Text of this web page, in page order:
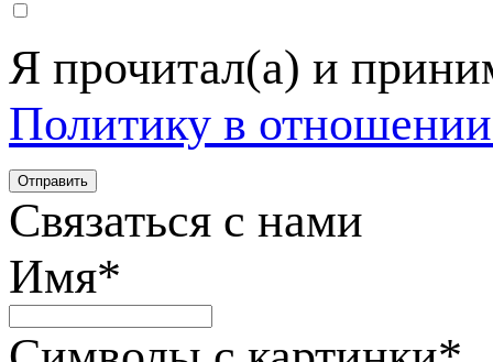
Я прочитал(а) и
Политику в
Связаться с нами
Имя*